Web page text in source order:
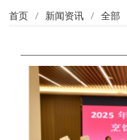
首页 新闻资讯 全部